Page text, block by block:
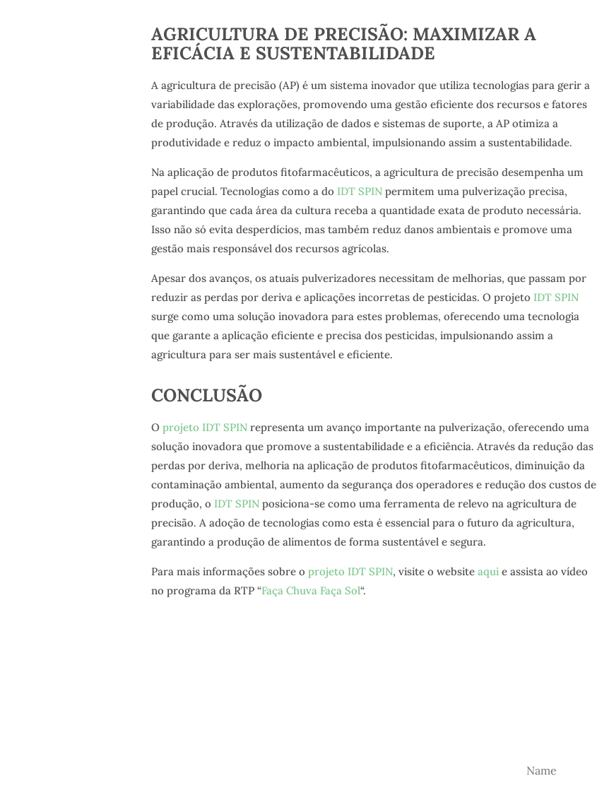
AGRICULTURA DE PRECISÃO: MAXIMIZAR A
EFICÁCIA E SUSTENTABILIDADE
A agricultura de precisão (AP) é um sistema inovador que utiliza tecnologias para gerir a
variabilidade das explorações, promovendo uma gestão eficiente dos recursos e fatores
de produção. Através da utilização de dados e sistemas de suporte, a AP otimiza a
produtividade e reduz o impacto ambiental, impulsionando assim a sustentabilidade.
Na aplicação de produtos fitofarmacêuticos, a agricultura de precisão desempenha um
papel crucial. Tecnologias como a do IDT SPINpermitem uma pulverização precisa,
garantindo que cada área da cultura receba a quantidade exata de produto necessária.
Isso não só evita desperdícios, mas também reduz danos ambientais e promove uma
gestão mais responsável dos recursos agrícolas.
Apesar dos avanços, os atuais pulverizadores necessitam de melhorias, que passam por
reduzir as perdas por deriva e aplicações incorretas de pesticidas. O projeto IDT SPIN
surge como uma solução inovadora para estes problemas, oferecendo uma tecnologia
que garante a aplicação eficiente e precisa dos pesticidas, impulsionando assim a
agricultura para ser mais sustentável e eficiente.
CONCLUSÃO
O projeto IDT SPINrepresenta um avanço importante na pulverização, oferecendo uma
solução inovadora que promove a sustentabilidade e a eficiência. Através da redução das
perdas por deriva, melhoria na aplicação de produtos fitofarmacêuticos, diminuição da
contaminação ambiental, aumento da segurança dos operadores e redução dos custos de
produção, o IDT SPINposiciona-se como uma ferramenta de relevo na agricultura de
precisão. A adoção de tecnologias como esta é essencial para o futuro da agricultura,
garantindo a produção de alimentos de forma sustentável e segura.
Para mais informações sobre o projeto IDT SPIN, visite o website aqui e assista ao vídeo
no programa da RTP “Faça Chuva Faça Sol“.